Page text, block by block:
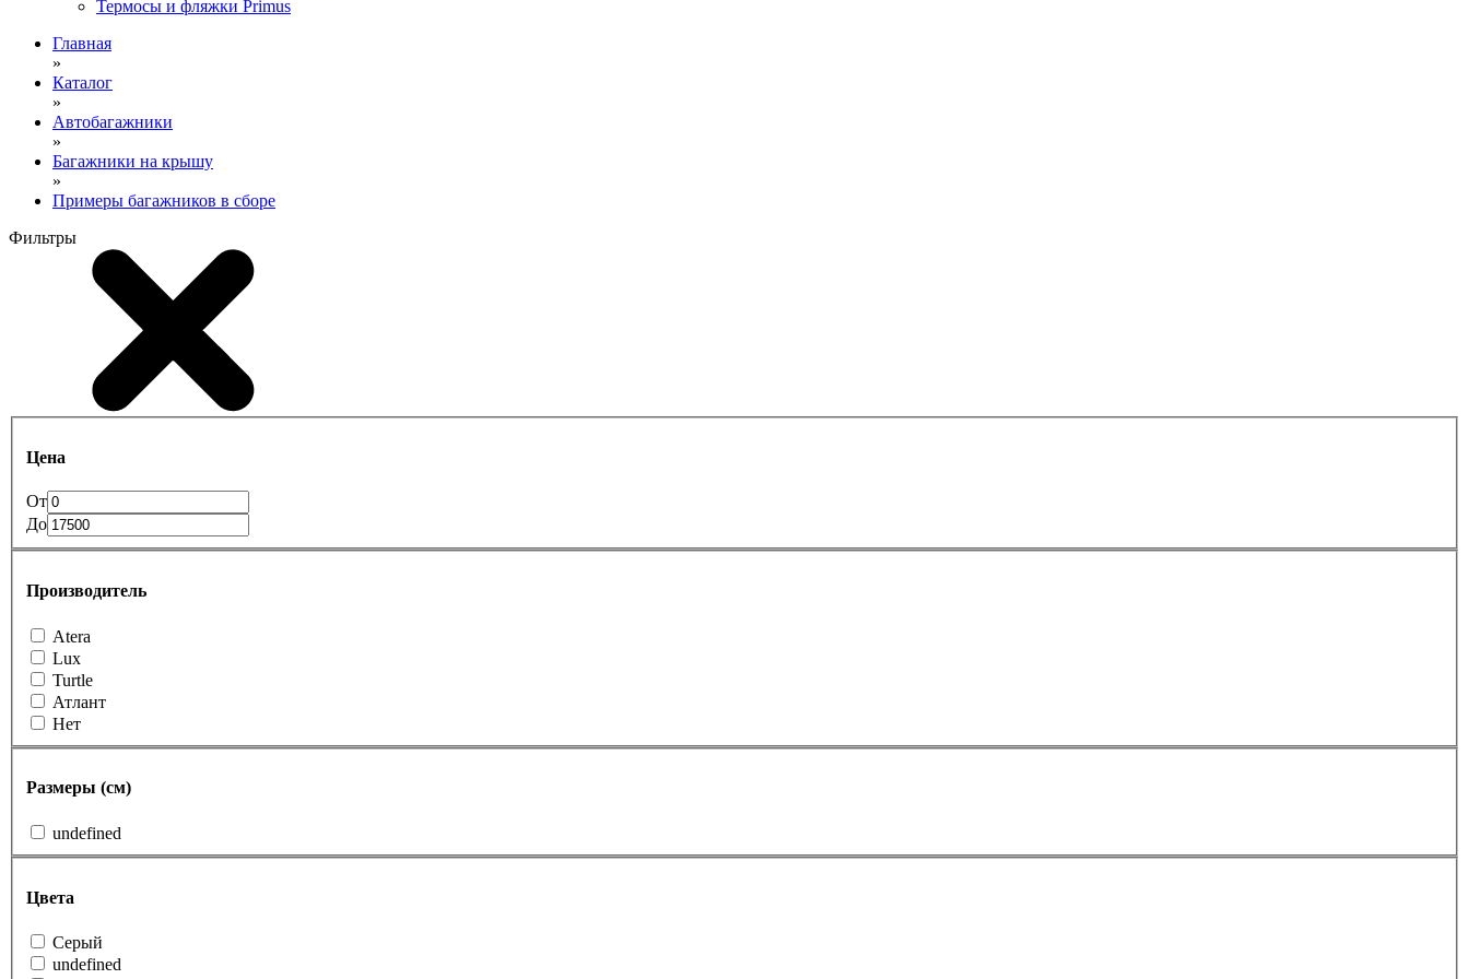
Термосы и фляжки Primus
Главная
»
Каталог
»
Автобагажники
»
Багажники на крышу
»
Примеры багажников в сборе
Фильтры
Цена
От
До
Производитель
Atera
Lux
Turtle
Атлант
Нет
Размеры (см)
undefined
Цвета
Cерый
undefined